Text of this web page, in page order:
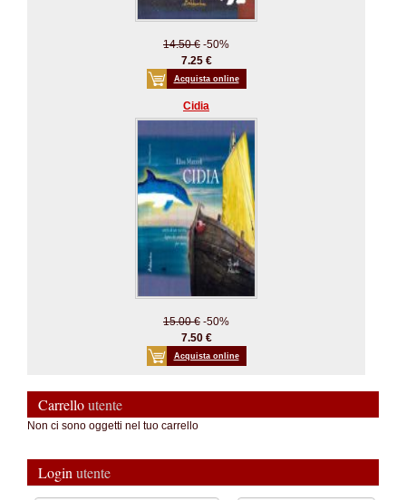
14.50 € -50%
7.25 €
Acquista online
Cidia
15.00 € -50%
7.50 €
Acquista online
Carrelloutente
Non ci sono oggetti nel tuo carrello
Login utente